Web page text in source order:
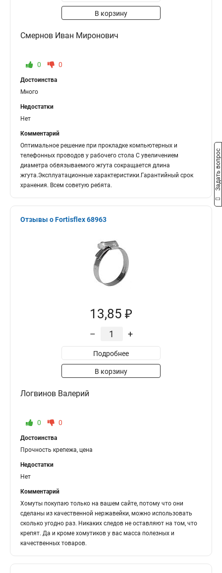
В корзину
Смернов Иван Миронович
0 0
Достоинства
Много
Недостатки
Нет
Комментарий
Оптимальное решение при прокладке компьютерных и
телефонных проводов у рабочего стола С увеличением
диаметра обвязываемого жгута сокращается длина
жгута.Эксплуатационные характеристики.Гарантийный срок
хранения. Всем советую ребята.
Отзывы о Fortisflex 68963
13,85 ₽
– +
Подробнее
В корзину
Логвинов Валерий
0 0
Достоинства
Прочность крепежа, цена
Недостатки
Нет
Комментарий
Хомуты покупаю только на вашем сайте, потому что они
сделаны из качественной нержавейки, можно использовать
сколько угодно раз. Никаких следов не оставляют на том, что
крепят. Да и кроме хомутиков у вас масса полезных и
качественных товаров.
Задать вопрос